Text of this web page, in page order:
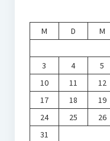
M
D M
3
4 5
10
11 12
17
18 19
24
25 26
31